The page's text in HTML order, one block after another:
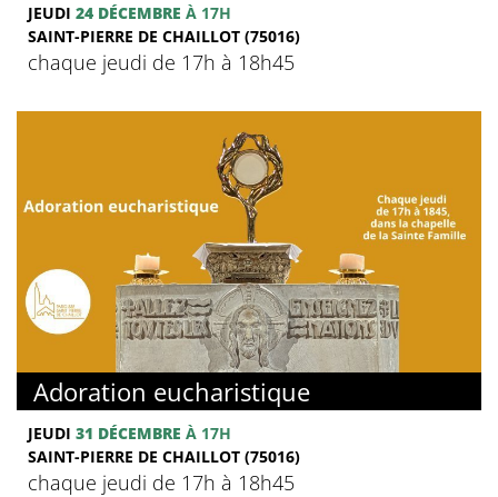
JEUDI 24 DÉCEMBRE À 17H
SAINT-PIERRE DE CHAILLOT (75016)
chaque jeudi de 17h à 18h45
Adoration eucharistique
JEUDI 31 DÉCEMBRE À 17H
SAINT-PIERRE DE CHAILLOT (75016)
chaque jeudi de 17h à 18h45